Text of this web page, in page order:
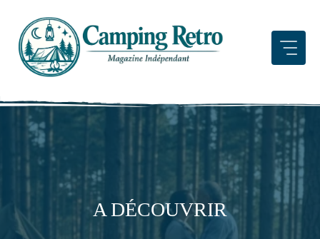
contenu
A DÉCOUVRIR